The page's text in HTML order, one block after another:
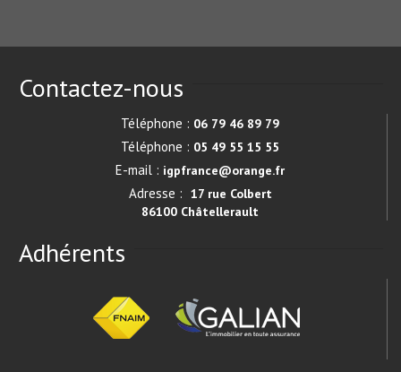
Contactez-nous
Téléphone : 06 79 46 89 79
Téléphone : 05 49 55 15 55
E-mail : igpfrance@orange.fr
Adresse : 17 rue Colbert
86100 Châtellerault
Adhérents